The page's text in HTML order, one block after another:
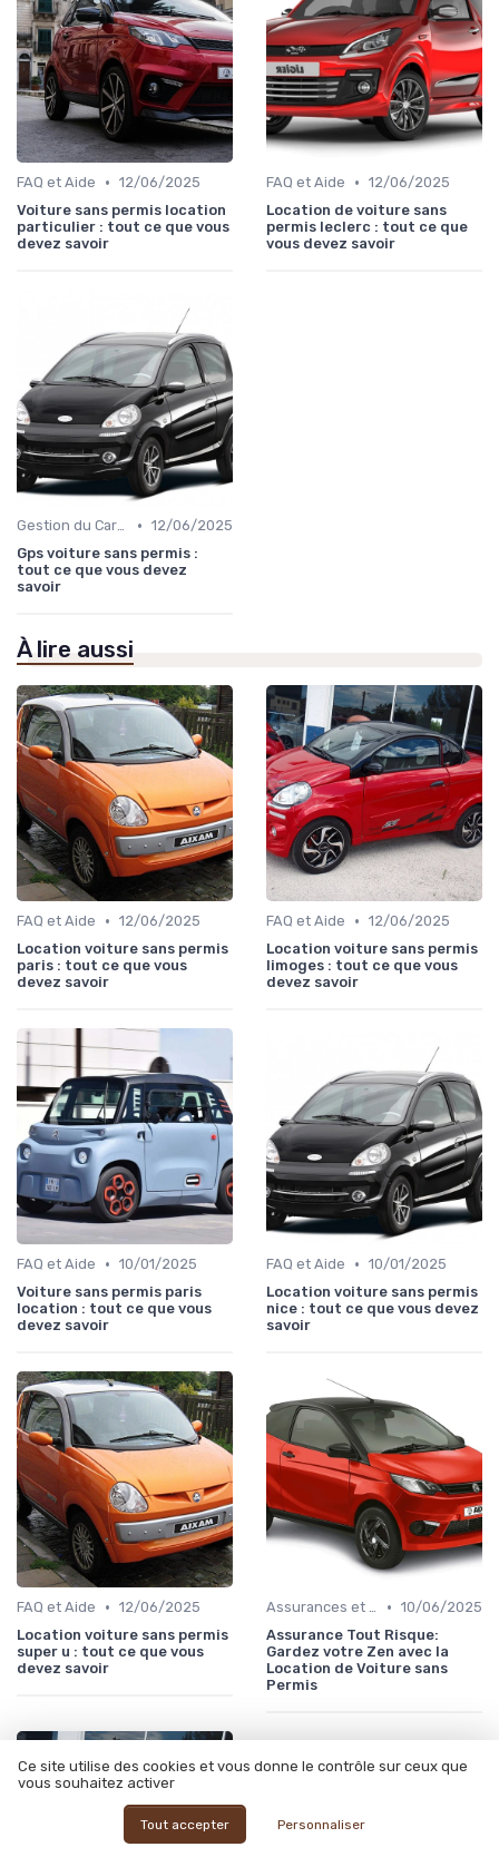
FAQ et Aide • 12/06/2025
Voiture sans permis location
particulier : tout ce que vous
devez savoir
FAQ et Aide • 12/06/2025
Location de voiture sans
permis leclerc : tout ce que
vous devez savoir
Gestion du Carburant et Entretien • 12/06/2025
Gps voiture sans permis :
tout ce que vous devez
savoir
À lire aussi
FAQ et Aide • 12/06/2025
Location voiture sans permis
paris : tout ce que vous
devez savoir
FAQ et Aide • 12/06/2025
Location voiture sans permis
limoges : tout ce que vous
devez savoir
FAQ et Aide • 10/01/2025
Voiture sans permis paris
location : tout ce que vous
devez savoir
FAQ et Aide • 10/01/2025
Location voiture sans permis
nice : tout ce que vous devez
savoir
FAQ et Aide • 12/06/2025
Location voiture sans permis
super u : tout ce que vous
devez savoir
Assurances et Couvertures • 10/06/2025
Assurance Tout Risque:
Gardez votre Zen avec la
Location de Voiture sans
Permis
Ce site utilise des cookies et vous donne le contrôle sur ceux que
vous souhaitez activer
Tout accepter Personnaliser